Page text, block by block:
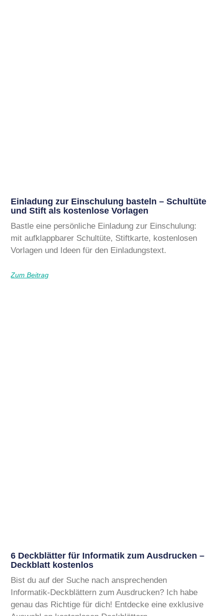
Einladung zur Einschulung basteln – Schultüte
und Stift als kostenlose Vorlagen
Bastle eine persönliche Einladung zur Einschulung:
mit aufklappbarer Schultüte, Stiftkarte, kostenlosen
Vorlagen und Ideen für den Einladungstext.
Zum Beitrag
6 Deckblätter für Informatik zum Ausdrucken –
Deckblatt kostenlos
Bist du auf der Suche nach ansprechenden
Informatik-Deckblättern zum Ausdrucken? Ich habe
genau das Richtige für dich! Entdecke eine exklusive